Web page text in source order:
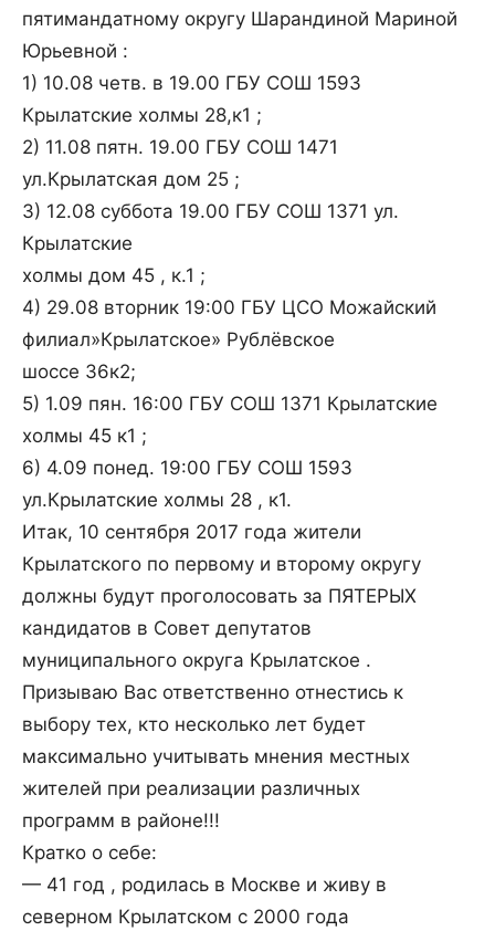
пятимандатному округу Шарандиной Мариной
Юрьевной :
1) 10.08 четв. в 19.00 ГБУ СОШ 1593
Крылатские холмы 28,к1 ;
2) 11.08 пятн. 19.00 ГБУ СОШ 1471
ул.Крылатская дом 25 ;
3) 12.08 суббота 19.00 ГБУ СОШ 1371 ул.
Крылатские
холмы дом 45 , к.1 ;
4) 29.08 вторник 19:00 ГБУ ЦСО Можайский
филиал»Крылатское» Рублёвское
шоссе 36к2;
5) 1.09 пян. 16:00 ГБУ СОШ 1371 Крылатские
холмы 45 к1 ;
6) 4.09 понед. 19:00 ГБУ СОШ 1593
ул.Крылатские холмы 28 , к1.
Итак, 10 сентября 2017 года жители
Крылатского по первому и второму округу
должны будут проголосовать за ПЯТЕРЫХ
кандидатов в Совет депутатов
муниципального округа Крылатское .
Призываю Вас ответственно отнестись к
выбору тех, кто несколько лет будет
максимально учитывать мнения местных
жителей при реализации различных
программ в районе!!!
Кратко о себе:
— 41 год , родилась в Москве и живу в
северном Крылатском с 2000 года